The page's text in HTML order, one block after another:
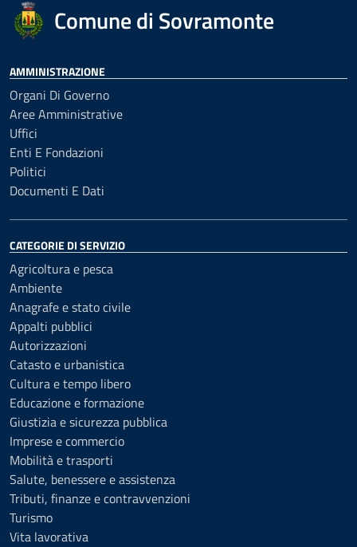
Comune di Sovramonte
AMMINISTRAZIONE
Organi Di Governo
Aree Amministrative
Uffici
Enti E Fondazioni
Politici
Documenti E Dati
CATEGORIE DI SERVIZIO
Agricoltura e pesca
Ambiente
Anagrafe e stato civile
Appalti pubblici
Autorizzazioni
Catasto e urbanistica
Cultura e tempo libero
Educazione e formazione
Giustizia e sicurezza pubblica
Imprese e commercio
Mobilità e trasporti
Salute, benessere e assistenza
Tributi, finanze e contravvenzioni
Turismo
Vita lavorativa